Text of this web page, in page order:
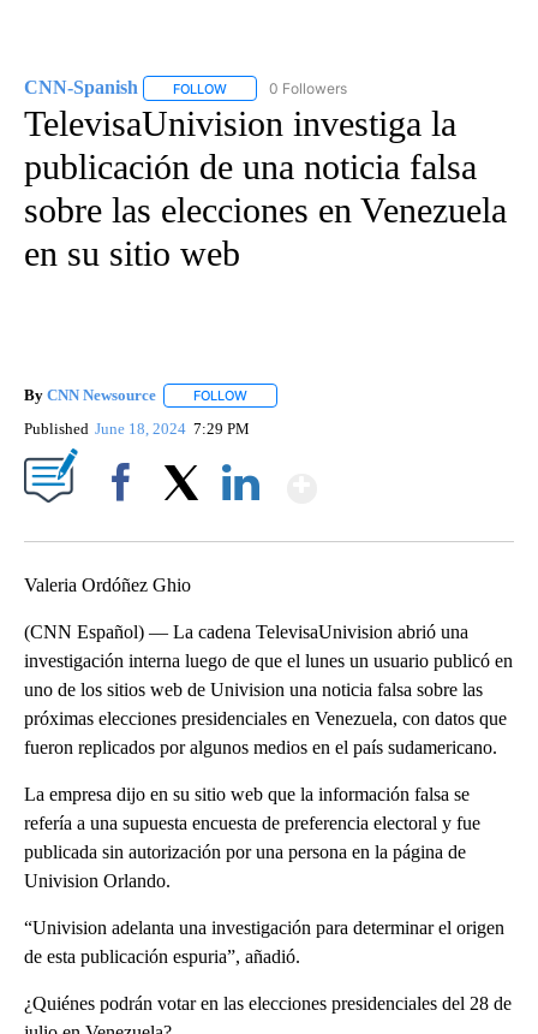
CNN-Spanish FOLLOW FOLLOW "CNN-SPANISH" TO RECEIVE
0 Followers
TelevisaUnivision investiga la
publicación de una noticia falsa
sobre las elecciones en Venezuela
en su sitio web
By CNN Newsource FOLLOW
Published June 18, 2024 7:29 PM
Valeria Ordóñez Ghio
(CNN Español) — La cadena TelevisaUnivision abrió una
investigación interna luego de que el lunes un usuario publicó en
uno de los sitios web de Univision una noticia falsa sobre las
próximas elecciones presidenciales en Venezuela, con datos que
fueron replicados por algunos medios en el país sudamericano.
La empresa dijo en su sitio web que la información falsa se
refería a una supuesta encuesta de preferencia electoral y fue
publicada sin autorización por una persona en la página de
Univision Orlando.
“Univision adelanta una investigación para determinar el origen
de esta publicación espuria”, añadió.
¿Quiénes podrán votar en las elecciones presidenciales del 28 de